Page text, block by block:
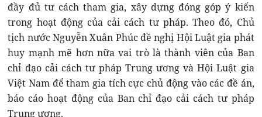
đầy đủ tư cách tham gia, xây dựng đóng góp ý kiến
trong hoạt động của cải cách tư pháp. Theo đó, Chủ
tịch nước Nguyễn Xuân Phúc đề nghị Hội Luật gia phát
huy mạnh mẽ hơn nữa vai trò là thành viên của Ban
chỉ đạo cải cách tư pháp Trung ương và Hội Luật gia
Việt Nam để tham gia tích cực chủ động vào các đề án,
báo cáo hoạt động của Ban chỉ đạo cải cách tư pháp
Trung ương.